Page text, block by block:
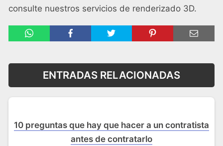
consulte nuestros servicios de renderizado 3D.
ENTRADAS RELACIONADAS
10 preguntas que hay que hacer a un contratista
antes de contratarlo